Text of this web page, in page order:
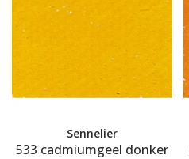
Sennelier
533 cadmiumgeel donker